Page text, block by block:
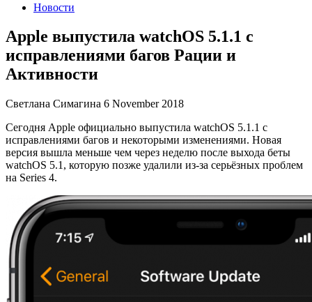
Новости
Apple выпустила watchOS 5.1.1 с
исправлениями багов Рации и
Активности
Светлана Симагина 6 November 2018
Сегодня Apple официально выпустила watchOS 5.1.1 с
исправлениями багов и некоторыми изменениями. Новая
версия вышла меньше чем через неделю после выхода беты
watchOS 5.1, которую позже удалили из-за серьёзных проблем
на Series 4.